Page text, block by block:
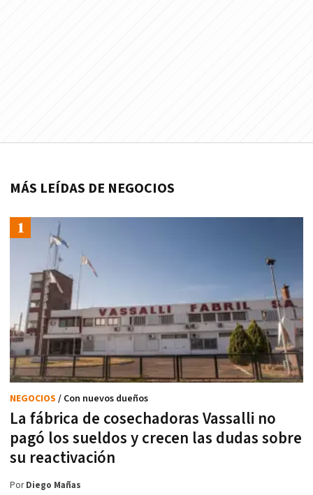
MÁS LEÍDAS DE NEGOCIOS
La fábrica de cosechadoras Vassalli no
pagó los sueldos y crecen las dudas sobre
su reactivación
NEGOCIOS / Con nuevos dueños
PorDiego Mañas